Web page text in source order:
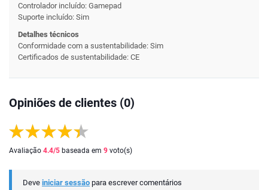
Controlador incluído: Gamepad
Suporte incluído: Sim
Detalhes técnicos
Conformidade com a sustentabilidade: Sim
Certificados de sustentabilidade: CE
Opiniões de clientes (0)
Avaliação 4.4/5 baseada em 9 voto(s)
Deve iniciar sessão para escrever comentários